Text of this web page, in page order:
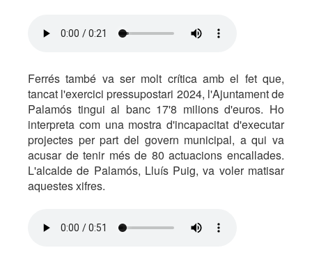
Ferrés també va ser molt crítica amb el fet que,
tancat l'exercici pressupostari 2024, l'Ajuntament de
Palamós tingui al banc 17'8 milions d'euros. Ho
interpreta com una mostra d'incapacitat d'executar
projectes per part del govern municipal, a qui va
acusar de tenir més de 80 actuacions encallades.
L'alcalde de Palamós, Lluís Puig, va voler matisar
aquestes xifres.